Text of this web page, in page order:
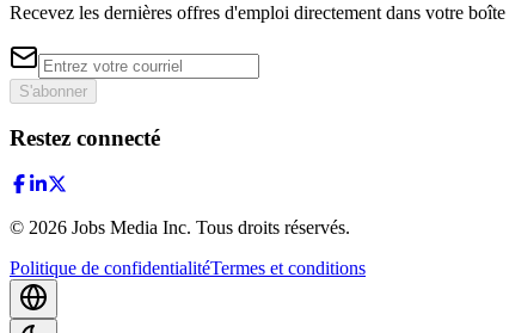
Recevez les dernières offres d'emploi directement dans votre
S'abonner
Restez connecté
© 2026 Jobs Media Inc. Tous droits réservés.
Politique de confidentialitéTermes et conditions